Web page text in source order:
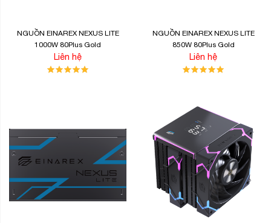
NGUỒN EINAREX NEXUS LITE
1000W 80Plus Gold
Liên hệ
NGUỒN EINAREX NEXUS LITE
850W 80Plus Gold
Liên hệ